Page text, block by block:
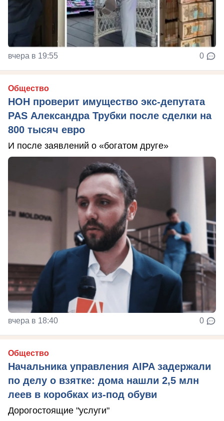
вчера в 19:55 0
Общество
НОН проверит имущество экс-депутата
PAS Александра Трубки после сделки на
800 тысяч евро
И после заявлений о «богатом друге»
вчера в 18:40 0
Общество
Начальника управления AIPA задержали
по делу о взятке: дома нашли 2,5 млн
леев в коробках из-под обуви
Дорогостоящие "услуги"